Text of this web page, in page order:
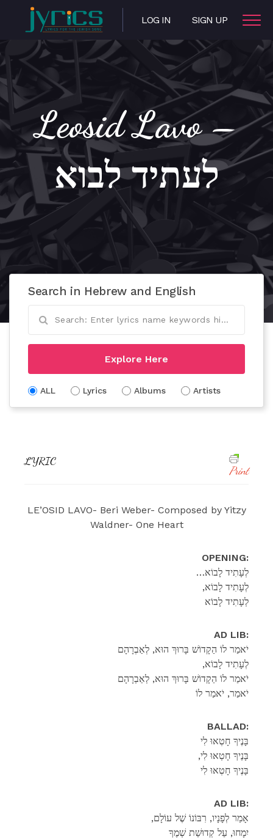
LOG IN SIGN UP
Leosid Lavo –
לעתיד לבוא
Search in Hebrew and English
Explore Here
ALL Lyrics Albums Artists
LYRIC
Print
LE’OSID LAVO- Beri Weber- Composed by Yitzy
Waldner- One Heart
OPENING:
…לְעָתִיד לָבוֹא
,לְעָתִיד לָבוֹא
לְעָתִיד לָבוֹא
AD LIB:
יֹאמַר לוֹ הַקָדוֹשׁ בָּרוּךְ הוּא, לְאַבְרָהָם
,לְעָתִיד לָבוֹא
יֹאמַר לוֹ הַקָדוֹשׁ בָּרוּךְ הוּא, לְאַבְרָהָם
יֹאמַר, יֹאמַר לוֹ
BALLAD:
בָּנֶיךָ חָטְאוּ לִי
,בָּנֶיךָ חָטְאוּ לִי
בָּנֶיךָ חָטְאוּ לִי
AD LIB:
,אָמַר לְפָנָיו, רִבּוֹנוֹ שֶׁל עוֹלָם
יִמָחוּ, עַל קְדוּשַׁת שְׁמֶךָ